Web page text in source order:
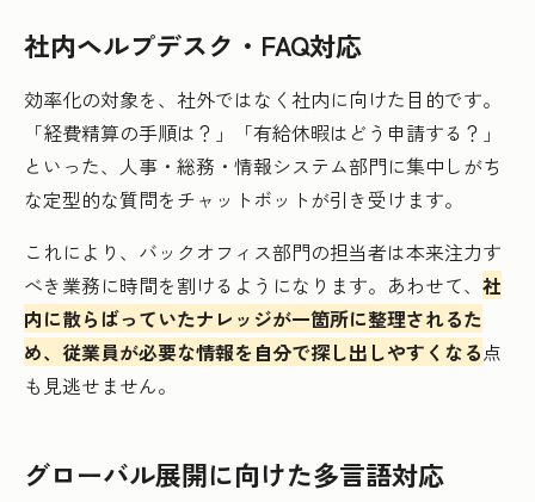
社内ヘルプデスク・FAQ対応
効率化の対象を、社外ではなく社内に向けた目的です。
「経費精算の手順は？」「有給休暇はどう申請する？」
といった、人事・総務・情報システム部門に集中しがち
な定型的な質問をチャットボットが引き受けます。
これにより、バックオフィス部門の担当者は本来注力す
べき業務に時間を割けるようになります。あわせて、 社
内に散らばっていたナレッジが一箇所に整理されるた
め、従業員が必要な情報を自分で探し出しやすくなる点
も見逃せません。
グローバル展開に向けた多言語対応